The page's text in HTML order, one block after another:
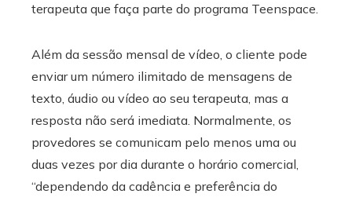
terapeuta que faça parte do programa Teenspace.
Além da sessão mensal de vídeo, o cliente pode
enviar um número ilimitado de mensagens de
texto, áudio ou vídeo ao seu terapeuta, mas a
resposta não será imediata. Normalmente, os
provedores se comunicam pelo menos uma ou
duas vezes por dia durante o horário comercial,
“dependendo da cadência e preferência do